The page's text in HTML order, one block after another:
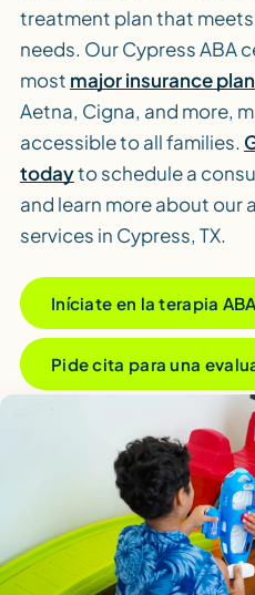
treatment plan that meets
needs. Our Cypress ABA
most major insurance
Aetna, Cigna, and more,
accessible to all families.
todayto schedule a
and learn more about our
services in Cypress, TX.
Iníciate en la terapia ABA
Pide cita para una